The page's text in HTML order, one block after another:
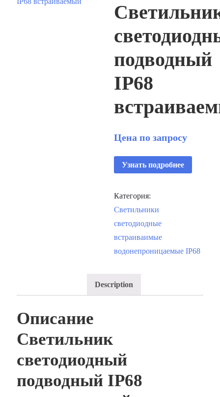
подводный
IP68
Цена по запросу
Узнать подробнее
Категория:
Светильники
светодиодные
встраиваимые
водонепроницаемые IP68
Description
Описание
Светильник
светодиодный
подводный IP68